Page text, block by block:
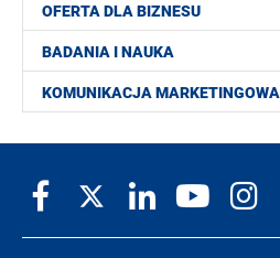
OFERTA DLA BIZNESU
BADANIA I NAUKA
KOMUNIKACJA MARKETINGOWA